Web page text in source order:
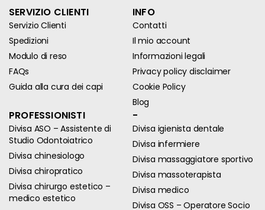
SERVIZIO CLIENTI
Servizio Clienti
Spedizioni
Modulo di reso
FAQs
Guida alla cura dei capi
INFO
Contatti
Il mio account
Informazioni legali
Privacy policy disclaimer
Cookie Policy
Blog
PROFESSIONISTI
Divisa ASO – Assistente di
Studio Odontoiatrico
Divisa chinesiologo
Divisa chiropratico
Divisa chirurgo estetico –
medico estetico
-
Divisa igienista dentale
Divisa infermiere
Divisa massaggiatore sportivo
Divisa massoterapista
Divisa medico
Divisa OSS – Operatore Socio